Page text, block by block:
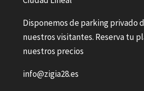
Disponemos de parking privado
nuestros visitantes. Reserva tu
nuestros precios
info@zigia28.es